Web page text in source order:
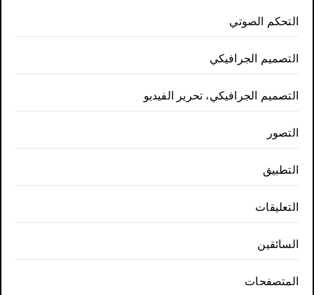
التحكم الصوتي
التصميم الجرافيكي
التصميم الجرافيكي، تحرير الفيديو
التصور
التطبيق
التعليقات
السائقين
المتصفحات